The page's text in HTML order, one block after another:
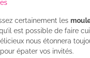
Entrées
Enfants
Facile et
certainement les
est possible de faire
nous étonnera
épater vos invités.